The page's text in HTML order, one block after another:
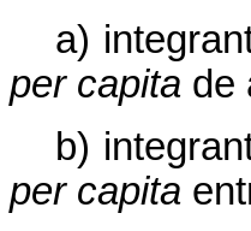
a)
per capita de
b)
per capita